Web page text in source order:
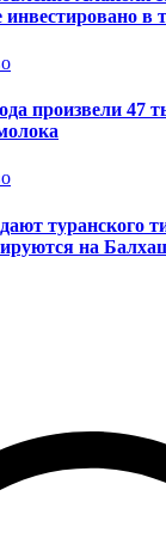
инвестировано в
произвели 47
туранского
на